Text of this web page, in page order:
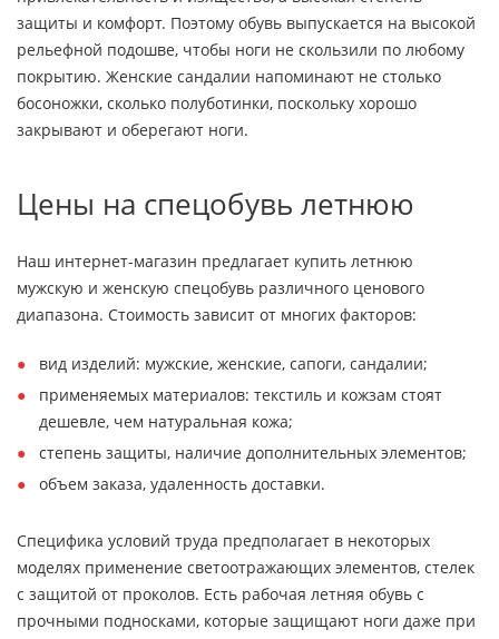
защиты и комфорт. Поэтому обувь выпускается на высокой
рельефной подошве, чтобы ноги не скользили по любому
покрытию. Женские сандалии напоминают не столько
босоножки, сколько полуботинки, поскольку хорошо
закрывают и оберегают ноги.
Цены на спецобувь летнюю
Наш интернет-магазин предлагает купить летнюю
мужскую и женскую спецобувь различного ценового
диапазона. Стоимость зависит от многих факторов:
вид изделий: мужские, женские, сапоги, сандалии;
применяемых материалов: текстиль и кожзам стоят
дешевле, чем натуральная кожа;
степень защиты, наличие дополнительных элементов;
объем заказа, удаленность доставки.
Специфика условий труда предполагает в некоторых
моделях применение светоотражающих элементов, стелек
с защитой от проколов. Есть рабочая летняя обувь с
прочными подносками, которые защищают ноги даже при